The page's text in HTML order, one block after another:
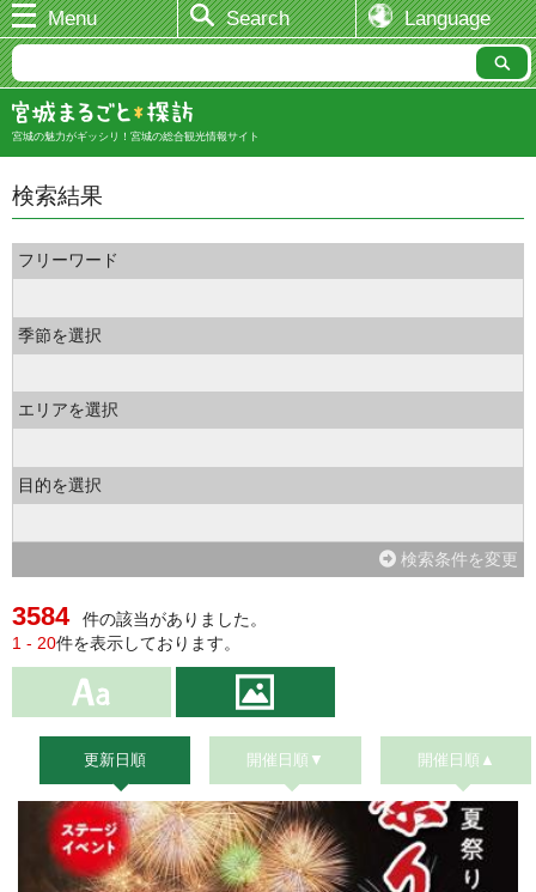
Menu Search Language
宮城の魅力がギッシリ！宮城の総合観光情報サイト
検索結果
フリーワード
季節を選択
エリアを選択
目的を選択
検索条件を変更
3584
件の該当がありました。
1 - 20件を表示しております。
更新日順 開催日順▼ 開催日順▲